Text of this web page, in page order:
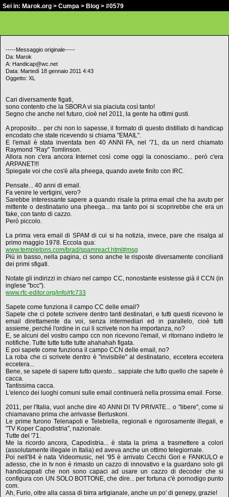
Sei in: Marok.org > Cumpa > Blog > #0579
-----Messaggio originale-----
Da: Marok
A: Handicap@wc.net
Data: Martedì 18 gennaio 2011 4:43
Oggetto: XL
Cari diversamente figati,
sono contento che la SBORA vi sia piaciuta così tanto!
Segno che anche nel futuro, cioè nel 2011, la gente ha ottimi gusti.
A proposito... per chi non lo sapesse, il formato di questo distillato di handicap
encodato che state ricevendo si chiama "EMAIL".
E l'email è stata inventata ben 40 ANNI FA, nel '71, da un nerd chiamato
Raymond "Ray" Tomlinson.
Allora non c'era ancora Internet così come oggi la conosciamo... però c'era
ARPANET!!!
Spiegate voi che cos'è alla pheega, quando avete finito con IRC.
Pensate... 40 anni di email.
Fa venire le vertigini, vero?
Sarebbe interessante sapere a quando risale la prima email che ha avuto per
mittente o destinatario una pheega... ma tanto poi si scoprirebbe che era un
fake, con tanto di cazzo.
Però piccolo.
La prima vera email di SPAM di cui si ha notizia, invece, pare che risalga al
primo maggio 1978. Eccola qua:
www.templetons.com/brad/spamreact.html#msg
Più in basso, nella pagina, ci sono anche le risposte diversamente concilianti
dei primi sfigati.
Notate gli indirizzi in chiaro nel campo CC, nonostante esistesse già il CCN (in
inglese "bcc").
www.rfc-editor.org/info/rfc733
Sapete come funziona il campo CC delle email?
Sapete che ci potete scrivere dentro tanti destinatari, e tutti questi ricevono le
email direttamente da voi, senza intermediari ed in parallelo, cioè tutti
assieme, perché l'ordine in cui li scrivete non ha importanza, no?
E, se alcuni del vostro campo ccn non ricevono l'email, vi ritornano indietro le
notifiche. Tutte tutte tutte tutte ahahahah figata.
E poi sapete come funziona il campo CCN delle email, no?
La roba che ci scrivete dentro è "invisibile" al destinatario, eccetera eccetera
eccetera...
Bene, se sapete di sapere tutto questo... sappiate che tutto quello che sapete è
cacca.
Tantissima cacca.
L'elenco dei luoghi comuni sulle email continuerà nella prossima email. Forse.
2011, per l'Italia, vuol anche dire 40 ANNI DI TV PRIVATE... o "libere", come si
chiamavano prima che arrivasse Berluskoni.
Le prime furono Telenapoli e Telebiella, regionali e rigorosamente illegali, e
"TV Koper Capodistria", nazionale.
Tutte del '71.
Me la ricordo ancora, Capodistria... è stata la prima a trasmettere a colori
(assolutamente illegale in Italia) ed aveva anche un ottimo telegiornale.
Poi nell'84 è nata Videomusic, nel '95 è arrivato Cecchi Gori e FANKULO e
adesso, che in tv non è rimasto un cazzo di innovativo e la guardano solo gli
handicappati che non sono capaci ad usare un cazzo di decoder che si
configura con UN SOLO BOTTONE, che dire... per fortuna c'è pornodigo punto
com.
Ah, Furio, oltre alla cassa di birra artigianale, anche un po' di genepy, grazie!